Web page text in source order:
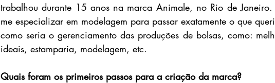
trabalhou durante 15 anos na marca Animale, no Rio de
me especializar em modelagem para passar exatamente o que
como seria o gerenciamento das produções de bolsas, como:
ideais, estamparia, modelagem, etc.
Quais foram os primeiros passos para a criação da marca?